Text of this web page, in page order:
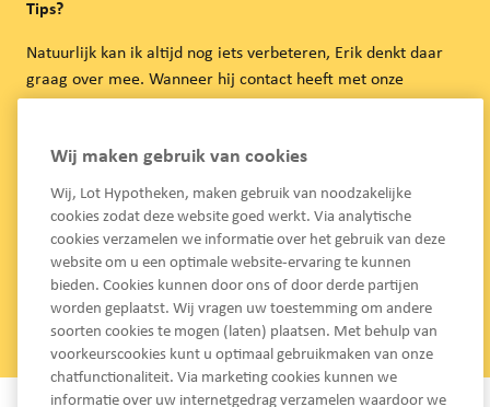
Tips?
Natuurlijk kan ik altijd nog iets verbeteren, Erik denkt daar
graag over mee. Wanneer hij contact heeft met onze
offerteduur van vier maanden die niet voor alle klanten lang
genoeg is. Dank je wel voor de tip Erik, ik ga er zeker naar
kijken. Gelukkig kunnen we nog steeds veel klanten blij
maken.
Bedankt Erik, we gaan samen een roze kleurige toekomst
tegemoet. Daar word ik blij van!
Wij maken gebruik van cookies
Wij, Lot Hypotheken, maken gebruik van noodzakelijke
cookies zodat deze website goed werkt. Via analytische
cookies verzamelen we informatie over het gebruik van deze
website om u een optimale website-ervaring te kunnen
bieden. Cookies kunnen door ons of door derde partijen
worden geplaatst. Wij vragen uw toestemming om andere
soorten cookies te mogen (laten) plaatsen. Met behulp van
voorkeurscookies kunt u optimaal gebruikmaken van onze
chatfunctionaliteit. Via marketing cookies kunnen we
informatie over uw internetgedrag verzamelen waardoor we